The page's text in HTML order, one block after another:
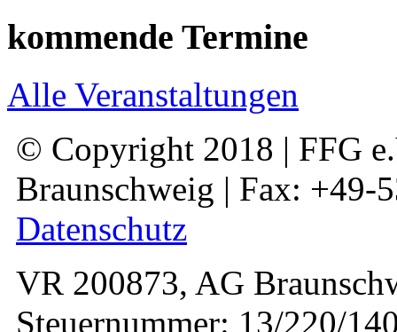
kommende Termine
Alle Veranstaltungen
© Copyright 2018 | FFG
Braunschweig | Fax: +49-
Datenschutz
VR 200873, AG
Steuernummer: 13/220/